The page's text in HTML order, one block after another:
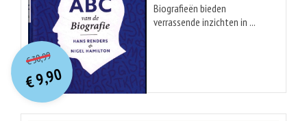
Biografieën bieden
verrassende inzichten in ...
€30,99O
orspr
onkelijke
prijs
was:
€ 30,99.
€9,90
Huidige
prijs
is:
€ 9,90.